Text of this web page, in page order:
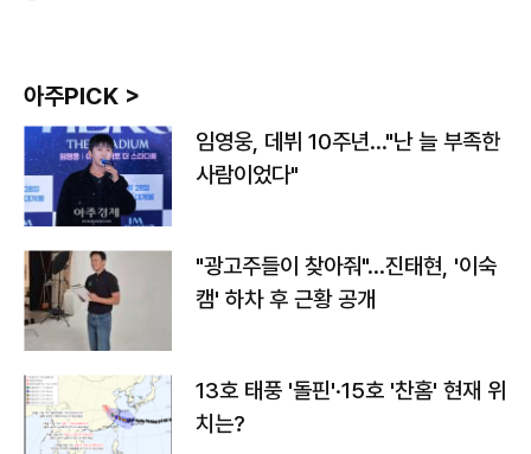
아주PICK >
임영웅, 데뷔 10주년…"난 늘 부족한
사람이었다"
"광고주들이 찾아줘"…진태현, '이숙
캠' 하차 후 근황 공개
13호 태풍 '돌핀'·15호 '찬홈' 현재 위
치는?